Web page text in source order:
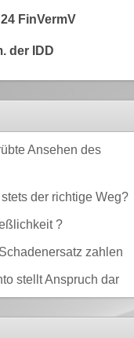
FinVermV
der IDD
Ansehen des
der richtige Weg?
?
zahlen
stellt Anspruch dar